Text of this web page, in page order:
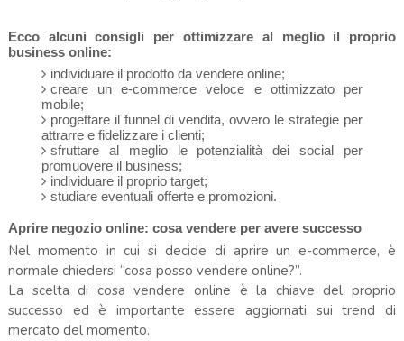
Ecco alcuni consigli per ottimizzare al meglio il proprio
business online:
individuare il prodotto da vendere online;
creare un e-commerce veloce e ottimizzato per
mobile;
progettare il funnel di vendita, ovvero le strategie per
attrarre e fidelizzare i clienti;
sfruttare al meglio le potenzialità dei social per
promuovere il business;
individuare il proprio target;
studiare eventuali offerte e promozioni.
Aprire negozio online: cosa vendere per avere successo
Nel momento in cui si decide di aprire un e-commerce, è
normale chiedersi “cosa posso vendere online?”.
La scelta di cosa vendere online è la chiave del proprio
successo ed è importante essere aggiornati sui trend di
mercato del momento.